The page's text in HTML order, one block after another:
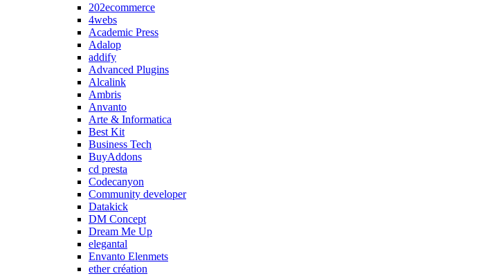
202ecommerce
4webs
Academic Press
Adalop
addify
Advanced Plugins
Alcalink
Ambris
Anvanto
Arte & Informatica
Best Kit
Business Tech
BuyAddons
cd presta
Codecanyon
Community developer
Datakick
DM Concept
Dream Me Up
elegantal
Envanto Elenmets
ether création